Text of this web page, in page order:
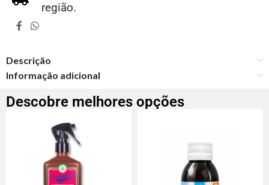
região.
Descrição
Informação adicional
Descobre melhores opções